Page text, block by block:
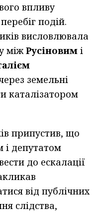
впливу
подій.
висловлювала
міжРусіновим і
земельні
каталізатором
припустив, що
і депутатом
до ескалації
від публічних
слідства,